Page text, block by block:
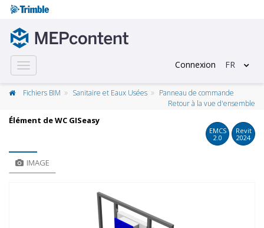
Toggle
navigation
Connexion FR
Fichiers BIM Sanitaire et Eaux Usées
Panneau de commande
Retour à la vue d'ensemble
Élément de WC GISeasy
EMCS
2.0
Revit
2024
IMAGE